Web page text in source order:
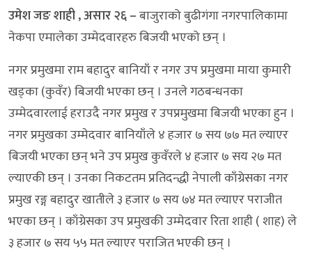
उमेश जङ शाही , असार २६ –बाजुराको बुढीगंगा नगरपालिकामा
नेकपा एमालेका उम्मेदवारहरु बिजयी भएको छन् ।
नगर प्रमुखमा राम बहादुर बानियाँ र नगर उप प्रमुखमा माया कुमारी
खड्का (कुवँर) बिजयी भएका छन् । उनले गठबन्धनका
उम्मेदवारलाई हराउदै नगर प्रमुख र उपप्रमुखमा बिजयी भएका हुन ।
नगर प्रमुखका उम्मेदवार बानियाँले ४ हजार ७ सय ७७ मत ल्याएर
बिजयी भएका छन् भने उप प्रमुख कुवँरले ४ हजार ७ सय २७ मत
ल्याएकी छन् । उनका निकटतम प्रतिदन्द्धी नेपाली काँग्रेसका नगर
प्रमुख रङ्ग बहादुर खातीले ३ हजार ७ सय ७४ मत ल्याएर पराजीत
भएका छन् । काँग्रेसका उप प्रमुखकी उम्मेदवार रिता शाही ( शाह) ले
३ हजार ७ सय ५५ मत ल्याएर पराजित भएकी छन् ।